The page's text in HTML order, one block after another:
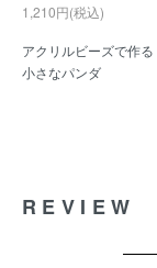
1,210円(税込)
アクリルビーズで作る
小さなパンダ
REVIEW